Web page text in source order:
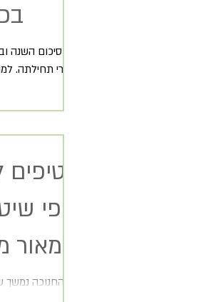
את סיכום השנה
מאור
ובסופם "דמי חנוכה"
חג החנוכה נמשך